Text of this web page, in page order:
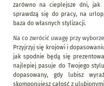
zarówno na cieplejsze dni, jak
sprawdzą się do pracy, na
baza do własnych stylizacji.
Na co zwrócić uwagę przy
Przyjrzyj się krojowi i
jak spodnie będą się
najlepiej pasuje do Twojego
dopasowany, gdy lubisz
skomponujesz całość z